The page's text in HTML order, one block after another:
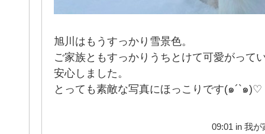
旭川はもうすっかり雪景色。
ご家族ともすっかりうちとけて可愛がって
安心しました。
とっても素敵な写真にほっこりです(๑´`๑)♡
09:01 in 我が